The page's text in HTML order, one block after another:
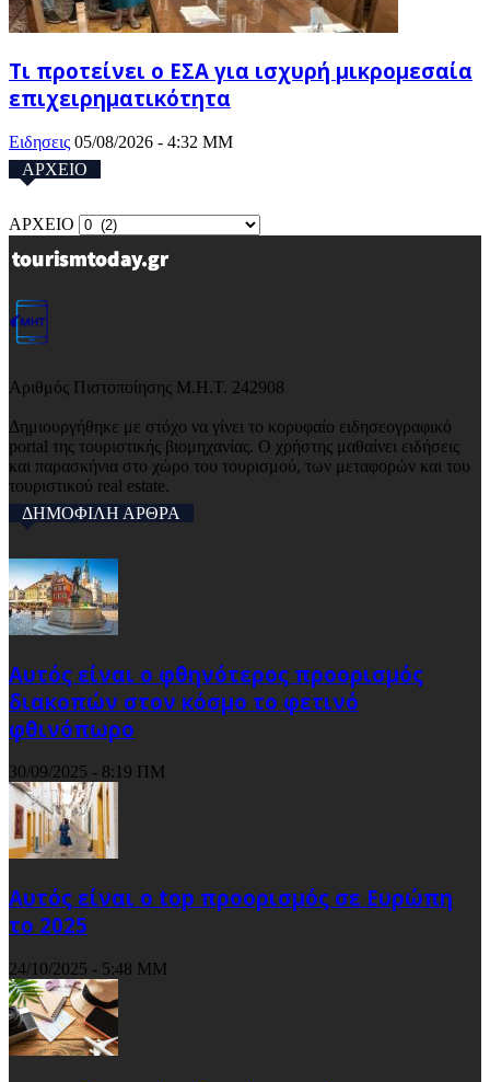
Τι προτείνει ο ΕΣΑ για ισχυρή μικρομεσαία
επιχειρηματικότητα
Ειδησεις 05/08/2026 - 4:32 ΜΜ
ΑΡΧΕΙΟ
ΑΡΧΕΙΟ
Αριθμός Πιστοποίησης Μ.Η.Τ. 242908
Δημιουργήθηκε με στόχο να γίνει το κορυφαίο ειδησεογραφικό
portal της τουριστικής βιομηχανίας. Ο χρήστης μαθαίνει ειδήσεις
και παρασκήνια στο χώρο του τουρισμού, των μεταφορών και του
τουριστικού real estate.
ΔΗΜΟΦΙΛΗ ΑΡΘΡΑ
Αυτός είναι ο φθηνότερος προορισμός
διακοπών στον κόσμο το φετινό
φθινόπωρο
30/09/2025 - 8:19 ΠΜ
Αυτός είναι ο top προορισμός σε Ευρώπη
το 2025
24/10/2025 - 5:48 ΜΜ